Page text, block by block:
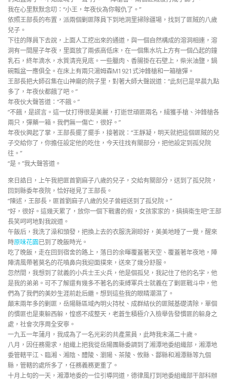
我在心里默默念叨：“小王，年夜伙為你報仇了。”
依照王部長的布置，派兩個剿匪隊員下到地洞里掃除疆場，找到了匪賊的八歲
兒子。
下往的隊員下去說，上面人工挖出來的通道，與一個自然構成的溶洞相連，溶
洞有一間屋子年夜，里面放了兩張高低床，在一個集水坑上方有一個凸起的鐘
乳石，終年滴水，水質清亮見底。一些臘肉、香腸掛在石壁上，柴米油鹽，鍋
碗瓢盆一應俱全。在床上有兩只湯姆森M1921式沖鋒槍和一箱槍彈。
王部長把大師召集在山神廟的院子里，對著大師大聲說道：“此刻已是早晨九點
多了，年夜伙都餓了吧。”
年夜伙大聲答道：“不餓。”
“不餓，是謊言。這一仗打得很是美麗，打逝世頑匪兩名，緝獲手槍、沖鋒槍各
兩只，彈藥一箱。我們無一傷亡，很好。”
年夜伙興起了掌，王部長擺了擺手，接著說：“王靜凝，明天就把這個匪賊的兒
子交給你了，你擔任設定他的吃住，今天往找有關部分，把他設定到孤兒院
往。”
“是。”我大聲答道。
來日誥日，上午我把匪首劉麻子八歲的兒子，交給有關部分，送到了孤兒院，
回到縣委年夜院，恰好碰見了王部長。
“陳述，王部長，匪首劉麻子八歲的兒子曾經送到了孤兒院。”
“好，很好。這幾天累了，放你一個下戰書的假，女孩家家的，搞搞衛生吧”王部
長笑呵呵地對我說道。
午飯后，我洗了澡和頭發，把換上去的衣服洗涮晾好，美美地睡了一覺，醒來
時原味花園已到了晚飯時光。
吃了晚飯，走在回到宿舍的路上，落日的余暉覆蓋著天空、覆蓋著年夜地，陣
陣清風帶著莫名的花噴鼻向我迎面撲來，送來了幾分舒服。
忽然間，我想到了就義的小兵士王火兵，他是個孤兒，我記住了他的名字，他
是我的弟弟。可不了解還有幾多不著名的束縛軍兵士就義在了剿匪戰斗中，他
們為了我們的美妙生涯前赴后繼。想到這些我的眼睛潮濕了。
顛末兩年多的剿匪，岳陽縣區域內明火持杖、成群結伙的匪賊基礎清除，單個
的慣匪也是東躲西躲，惶惑不成整天，老蒼生積極介入檢舉告發慣匪的躲身之
處，社會次序周全安寧。
一九五一年蒲月，我成為了一名光彩的共產黨員，此時我未滿二十歲。
八月，因任務需求，組織上把我從岳陽團縣委調到了湘潭地委組織部，湘潭地
委管轄平江、臨湘、湘陰、醴陵、瀏陽、茶陵、攸縣、酃縣和湘潭縣等九個
縣，管轄的處所多了，任務義務更重了。
十月上旬的一天，湘潭地委的一位引導同道，德律風打到地委組織部干部科辦